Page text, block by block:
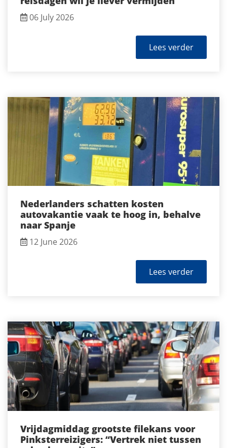
06 July 2026
Lees verder
Nederlanders schatten kosten
autovakantie vaak te hoog in, behalve
naar Spanje
12 June 2026
Lees verder
Vrijdagmiddag grootste filekans voor
Pinksterreizigers: “Vertrek niet tussen